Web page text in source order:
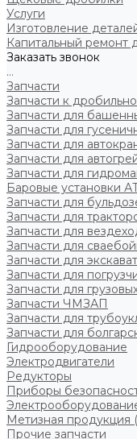
Услуги
Изготовление
Капитальный ремонт
Заказать звонок
...
Запчасти
Запчасти к
Запчасти для
Запчасти для
Запчасти для
Запчасти для
Запчасти для
Баровые установки
Запчасти для
Запчасти для
Запчасти для
Запчасти для
Запчасти для
Запчасти для
Запчасти для
Запчасти ЧМЗАП
Запчасти для
Запчасти для
Гидрооборудование
Электродвигатели
Редукторы
Приборы
Метизная продукция
Прочие запчасти